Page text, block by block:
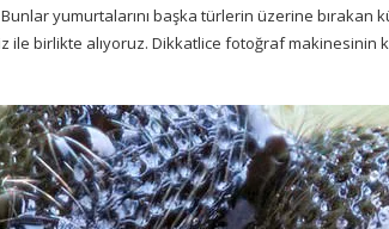
yumurtalarını başka türlerin üzerine bırakan
ile birlikte alıyoruz. Dikkatlice fotoğraf makinesinin